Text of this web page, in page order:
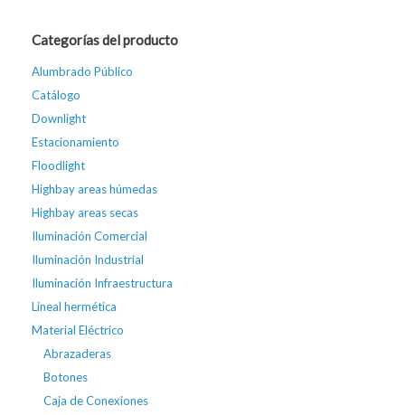
Categorías del producto
Alumbrado Público
Catálogo
Downlight
Estacionamiento
Floodlight
Highbay areas húmedas
Highbay areas secas
Iluminación Comercial
Iluminación Industrial
Iluminación Infraestructura
Lineal hermética
Material Eléctrico
Abrazaderas
Botones
Caja de Conexiones